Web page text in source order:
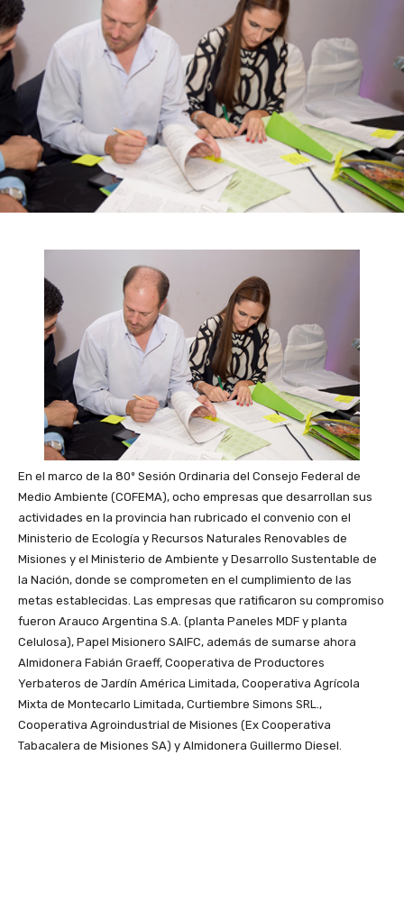
En el marco de la 80º Sesión Ordinaria del Consejo Federal de
Medio Ambiente (COFEMA), ocho empresas que desarrollan sus
actividades en la provincia han rubricado el convenio con el
Ministerio de Ecología y Recursos Naturales Renovables de
Misiones y el Ministerio de Ambiente y Desarrollo Sustentable de
la Nación, donde se comprometen en el cumplimiento de las
metas establecidas. Las empresas que ratificaron su compromiso
fueron Arauco Argentina S.A. (planta Paneles MDF y planta
Celulosa), Papel Misionero SAIFC, además de sumarse ahora
Almidonera Fabián Graeff, Cooperativa de Productores
Yerbateros de Jardín América Limitada, Cooperativa Agrícola
Mixta de Montecarlo Limitada, Curtiembre Simons SRL.,
Cooperativa Agroindustrial de Misiones (Ex Cooperativa
Tabacalera de Misiones SA) y Almidonera Guillermo Diesel.